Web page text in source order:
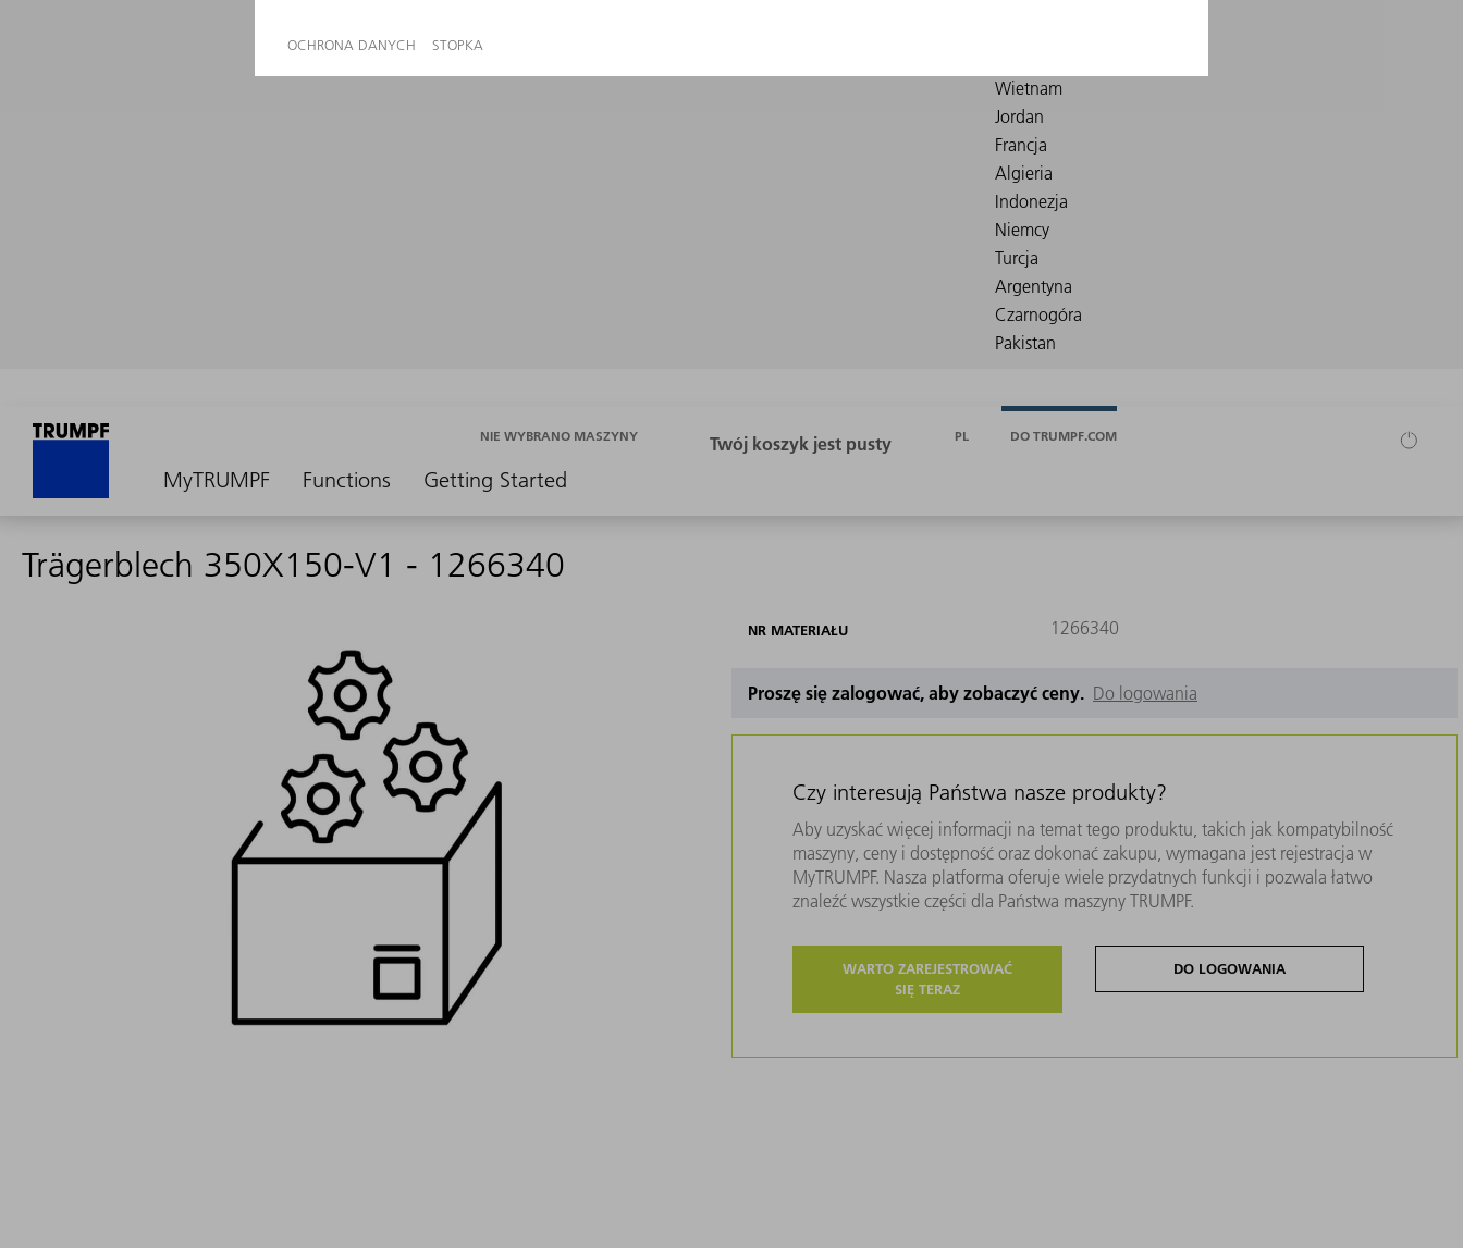
MyTRUMPF Functions Getting Started
NIE WYBRANO MASZYNY PL DO TRUMPF.COM
Trägerblech 350X150-V1 - 1266340
NR MATERIAŁU 1266340
Proszę się zalogować, aby zobaczyć ceny. Do logowania
Czy interesują Państwa nasze produkty?
Aby uzyskać więcej informacji na temat tego produktu, takich jak kompatybilność
maszyny, ceny i dostępność oraz dokonać zakupu, wymagana jest rejestracja w
MyTRUMPF. Nasza platforma oferuje wiele przydatnych funkcji i pozwala łatwo
znaleźć wszystkie części dla Państwa maszyny TRUMPF.
WARTO ZAREJESTROWAĆ
SIĘ TERAZ
DO LOGOWANIA